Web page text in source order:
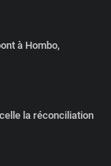
à Hombo,
la réconciliation